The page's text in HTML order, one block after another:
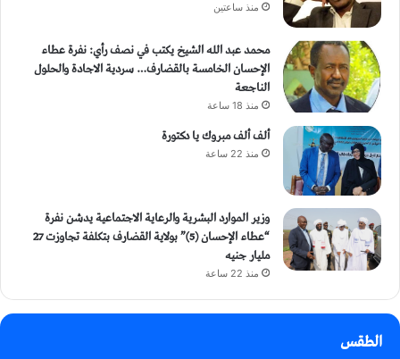
منذ ساعتين
محمد عبد الله الشيخ يكتب في نصف رأي: نفرة عطاء
الإحسان الخامسة بالقضارف… سردية الاجادة والحلول
الناجعة
منذ 18 ساعة
ألف ألف مبروك يا دكتورة
منذ 22 ساعة
وزير الموارد البشرية والرعاية الاجتماعية يدشن نفرة
“عطاء الإحسان (5)” بولاية القضارف بتكلفة تجاوزت 27
مليار جنيه
منذ 22 ساعة
الطقس